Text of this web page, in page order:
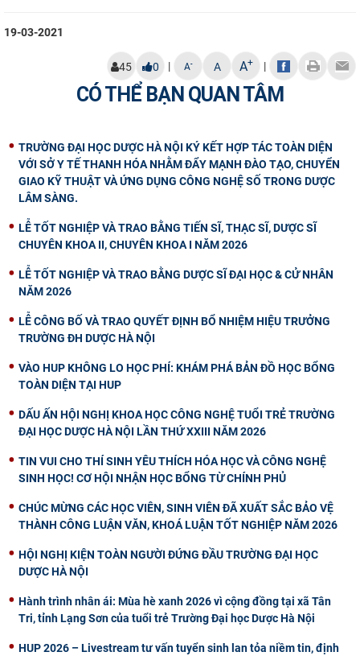
19-03-2021
45 0 | A- A A+ |
CÓ THỂ BẠN QUAN TÂM
TRƯỜNG ĐẠI HỌC DƯỢC HÀ NỘI KÝ KẾT HỢP TÁC TOÀN DIỆN
VỚI SỞ Y TẾ THANH HÓA NHẰM ĐẨY MẠNH ĐÀO TẠO, CHUYỂN
GIAO KỸ THUẬT VÀ ỨNG DỤNG CÔNG NGHỆ SỐ TRONG DƯỢC
LÂM SÀNG.
LỄ TỐT NGHIỆP VÀ TRAO BẰNG TIẾN SĨ, THẠC SĨ, DƯỢC SĨ
CHUYÊN KHOA II, CHUYÊN KHOA I NĂM 2026
LỄ TỐT NGHIỆP VÀ TRAO BẰNG DƯỢC SĨ ĐẠI HỌC & CỬ NHÂN
NĂM 2026
LỄ CÔNG BỐ VÀ TRAO QUYẾT ĐỊNH BỔ NHIỆM HIỆU TRƯỞNG
TRƯỜNG ĐH DƯỢC HÀ NỘI
VÀO HUP KHÔNG LO HỌC PHÍ: KHÁM PHÁ BẢN ĐỒ HỌC BỔNG
TOÀN DIỆN TẠI HUP
DẤU ẤN HỘI NGHỊ KHOA HỌC CÔNG NGHỆ TUỔI TRẺ TRƯỜNG
ĐẠI HỌC DƯỢC HÀ NỘI LẦN THỨ XXIII NĂM 2026
TIN VUI CHO THÍ SINH YÊU THÍCH HÓA HỌC VÀ CÔNG NGHỆ
SINH HỌC! CƠ HỘI NHẬN HỌC BỔNG TỪ CHÍNH PHỦ
CHÚC MỪNG CÁC HỌC VIÊN, SINH VIÊN ĐÃ XUẤT SẮC BẢO VỆ
THÀNH CÔNG LUẬN VĂN, KHOÁ LUẬN TỐT NGHIỆP NĂM 2026
HỘI NGHỊ KIỆN TOÀN NGƯỜI ĐỨNG ĐẦU TRƯỜNG ĐẠI HỌC
DƯỢC HÀ NỘI
Hành trình nhân ái: Mùa hè xanh 2026 vì cộng đồng tại xã Tân
Tri, tỉnh Lạng Sơn của tuổi trẻ Trường Đại học Dược Hà Nội
HUP 2026 – Livestream tư vấn tuyển sinh lan tỏa niềm tin, định